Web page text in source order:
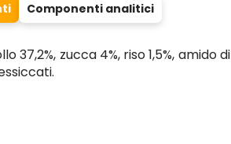
Componenti analitici
37,2%, zucca 4%, riso 1,5%, amido di